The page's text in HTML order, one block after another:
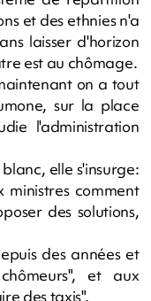
et des ethnies n'a
laisser d'horizon
est au chômage.
on a tout
sur la place
l'administration
elle s'insurge:
ministres comment
des solutions,
des années et
et aux
des taxis".